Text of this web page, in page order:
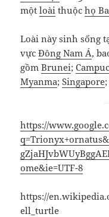
mộtloài thuộchọ
Loài này sinh sống
vựcĐông Nam Á,
gồmBrunei;
Myanma;Singapore
https://
ome&ie=UTF-8
https://
ell_turtle